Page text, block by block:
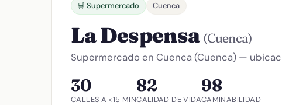
🛒 Supermercado Cuenca
La Despensa (Cuenca)
Supermercado en Cuenca (Cuenca) —
30
CALLES A <15 MIN
82
CALIDAD DE VIDA
98
CAMINABILIDAD